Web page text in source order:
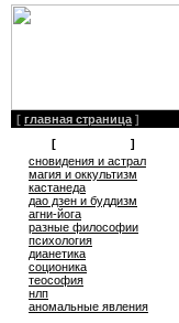
[ главная страница ]
[
]
сновидения и астрал
магия и оккультизм
кастанеда
дао дзен и буддизм
агни-йога
разные философии
психология
дианетика
соционика
теософия
нлп
аномальные явления